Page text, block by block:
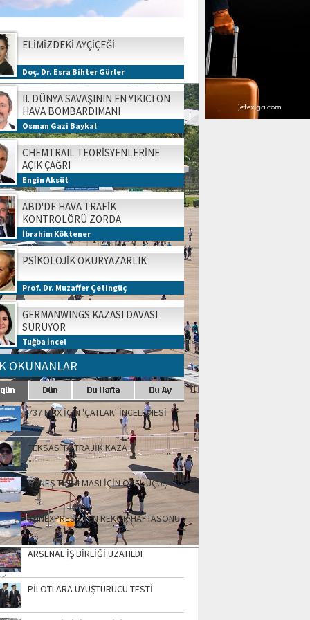
ELİMİZDEKİ AYÇİÇEĞİ
Doç. Dr. Esra Bihter Gürler
II. DÜNYA SAVAŞININ EN YIKICI ON
HAVA BOMBARDIMANI
Osman Gazi Baykal
CHEMTRAIL TEORİSYENLERİNE
AÇIK ÇAĞRI
Engin Aksüt
ABD'DE HAVA TRAFİK
KONTROLÖRÜ ZORDA
İbrahim Köktener
PSİKOLOJİK OKURYAZARLIK
Prof. Dr. Muzaffer Çetingüç
GERMANWINGS KAZASI DAVASI
SÜRÜYOR
Tuğba İncel
OKUNANLAR
737 MAX İÇİN 'ÇATLAK' İNCELEMESİ
TEKSAS’TA TRAJİK KAZA
GÜNEŞ TUTULMASI İÇİN ÖZEL UÇUŞ
SUNEXPRESS'TEN REKOR HAFTASONU
ARSENAL İŞ BİRLİĞİ UZATILDI
PİLOTLARA UYUŞTURUCU TESTİ